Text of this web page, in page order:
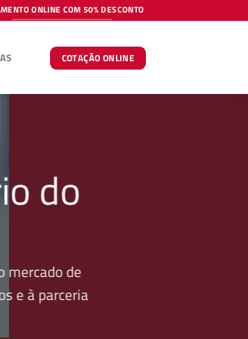
ONLINE COM 50% DESCONTO
COTAÇÃO ONLINE
do
mercado de
e à parceria